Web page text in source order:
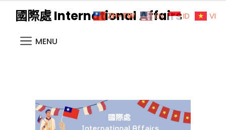
國際處 International Affairs
MENU
ZH-TW EN ID VI